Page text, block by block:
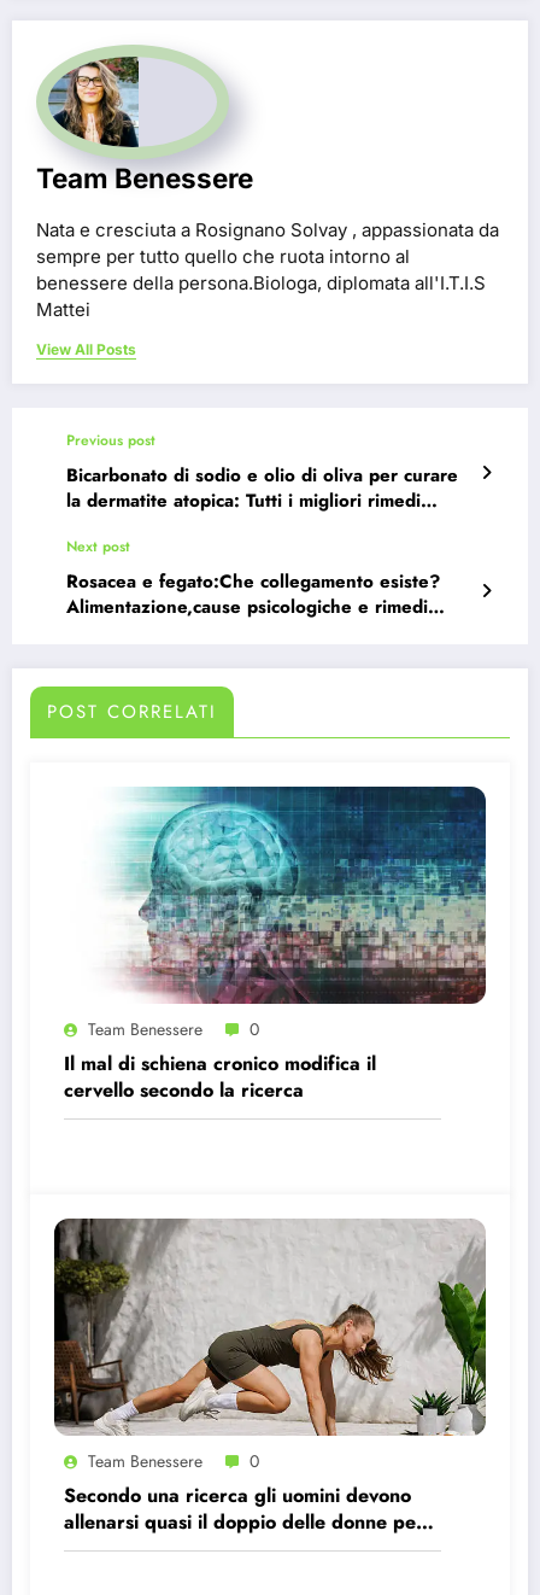
Team Benessere
Nata e cresciuta a Rosignano Solvay , appassionata da
sempre per tutto quello che ruota intorno al
benessere della persona.Biologa, diplomata all'I.T.I.S
Mattei
View All Posts
Previous post
Bicarbonato di sodio e olio di oliva per curare
la dermatite atopica: Tutti i migliori rimedi
Next post
Rosacea e fegato:Che collegamento esiste?
Alimentazione,cause psicologiche e rimedi
POST CORRELATI
Team Benessere 0
Il mal di schiena cronico modifica il
cervello secondo la ricerca
Team Benessere 0
Secondo una ricerca gli uomini devono
allenarsi quasi il doppio delle donne per
avere gli stessi effetti benefici sul cuore